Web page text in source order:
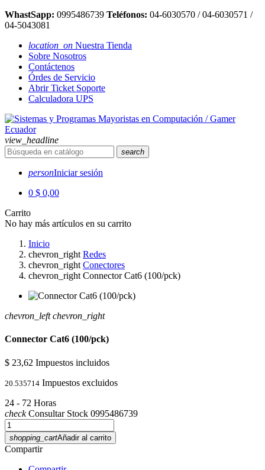
WhastSapp: 0995486739 Teléfonos: 04-6030570 / 04-6030571 /
04-5043081
location_on Nuestra Tienda
Sobre Nosotros
Contáctenos
Órdes de Servicio
Abrir Ticket Soporte
Calculadora UPS
view_headline
search
personIniciar sesión
0 $ 0,00
Carrito
No hay más artículos en su carrito
Inicio
chevron_right Redes
chevron_right Conectores
chevron_right Connector Cat6 (100/pck)
chevron_left chevron_right
Connector Cat6 (100/pck)
$ 23,62 Impuestos incluidos
20.535714 Impuestos excluidos
24 - 72 Horas
checkConsultar Stock 0995486739
shopping_cartAñadir al carrito
Compartir